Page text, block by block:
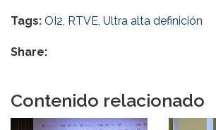
Tags: OI2, RTVE, Ultra alta definición
Share:
Contenido relacionado